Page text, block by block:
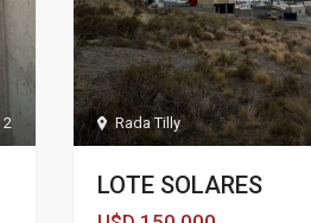
2 Rada Tilly
LOTE SOLARES